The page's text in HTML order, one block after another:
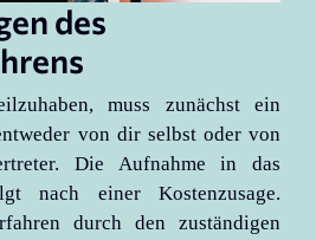
des
muss zunächst ein
von dir selbst oder von
Die Aufnahme in das
nach einer Kostenzusage.
durch den zuständigen